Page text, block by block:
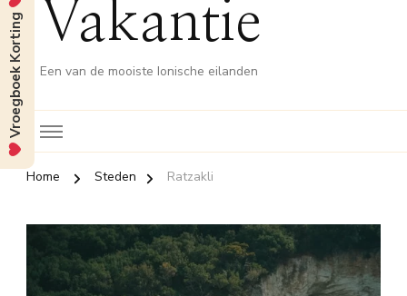
Vakantie
Een van de mooiste Ionische eilanden
Home Steden Ratzakli
Vroegboek Korting